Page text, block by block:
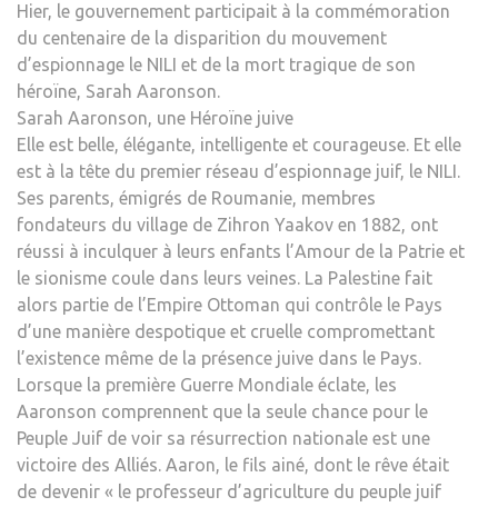
Hier, le gouvernement participait à la commémoration
du centenaire de la disparition du mouvement
d’espionnage le NILI et de la mort tragique de son
héroïne, Sarah Aaronson.
Sarah Aaronson, une Héroïne juive
Elle est belle, élégante, intelligente et courageuse. Et elle
est à la tête du premier réseau d’espionnage juif, le NILI.
Ses parents, émigrés de Roumanie, membres
fondateurs du village de Zihron Yaakov en 1882, ont
réussi à inculquer à leurs enfants l’Amour de la Patrie et
le sionisme coule dans leurs veines. La Palestine fait
alors partie de l’Empire Ottoman qui contrôle le Pays
d’une manière despotique et cruelle compromettant
l’existence même de la présence juive dans le Pays.
Lorsque la première Guerre Mondiale éclate, les
Aaronson comprennent que la seule chance pour le
Peuple Juif de voir sa résurrection nationale est une
victoire des Alliés. Aaron, le fils ainé, dont le rêve était
de devenir « le professeur d’agriculture du peuple juif